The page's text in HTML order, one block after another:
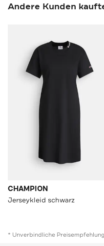
Andere Kunden
CHAMPION
Jerseykleid schwarz
* Unverbindliche